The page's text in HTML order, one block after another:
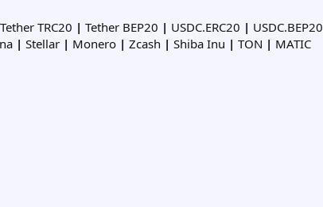
Tether TRC20 | Tether BEP20 | USDC.ERC20 | USDC.BEP20
| Stellar | Monero | Zcash | Shiba Inu | TON | MATIC